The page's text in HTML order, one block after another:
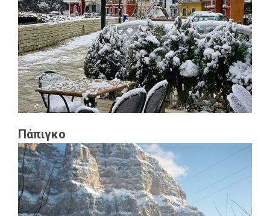
Πάπιγκο